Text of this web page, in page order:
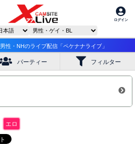
ログイン
男性・NHのライブ配信「ペケナナライブ」
パーティー フィルター
エロ